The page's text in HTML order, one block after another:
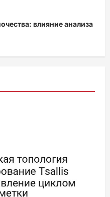
влияние анализа